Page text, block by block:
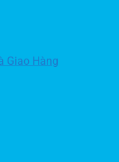
Giao Hàng